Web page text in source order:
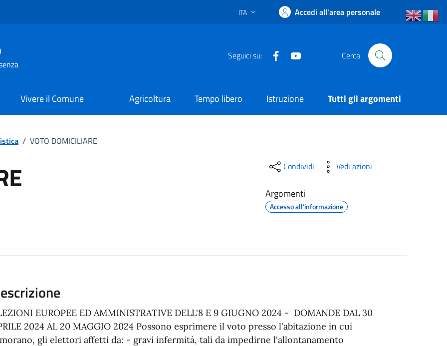
Lingua attiva:
ITA Accedi all'area personale
Seguici su: Facebook Cerca
Vivere il Comune Agricoltura Tempo libero Istruzione Tutti gli argomenti
/ VOTO DOMICILIARE
Condividi Vedi azioni
Argomenti
Accesso all'informazione
EUROPEE ED AMMINISTRATIVE DELL'8 E 9 GIUGNO 2024 - DOMANDE DAL 30
2024 AL 20 MAGGIO 2024 Possono esprimere il voto presso l'abitazione in cui
gli elettori affetti da: - gravi infermità, tali da impedirne l'allontanamento